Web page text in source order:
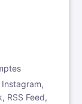
RSS Feed,